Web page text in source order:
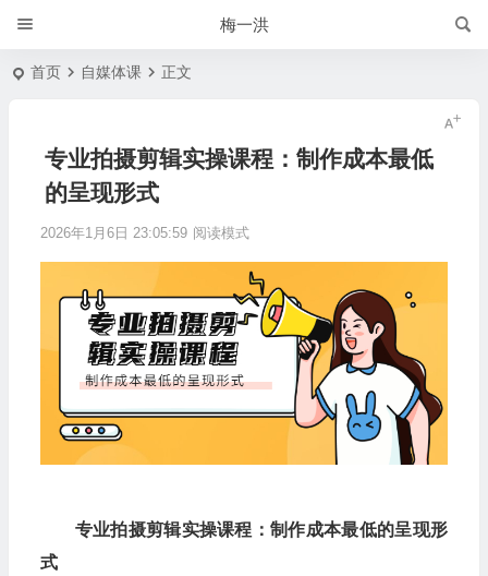
梅一洪
首页 自媒体课 正文
专业拍摄剪辑实操课程：制作成本最低
的呈现形式
2026年1月6日 23:05:59 阅读模式
专业拍摄剪辑实操课程：制作成本最低的呈现形
式